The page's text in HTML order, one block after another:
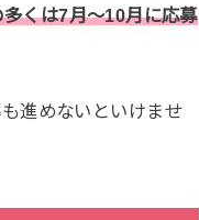
くは7月〜10月に応募
進めないといけませ